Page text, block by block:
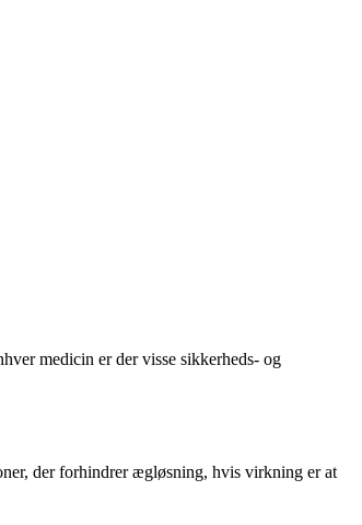
medicin er der visse sikkerheds- og
der forhindrer ægløsning, hvis virkning er at